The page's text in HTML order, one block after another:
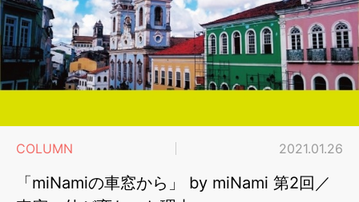
COLUMN 2021.01.26
「miNamiの車窓から」 by miNami 第2回／